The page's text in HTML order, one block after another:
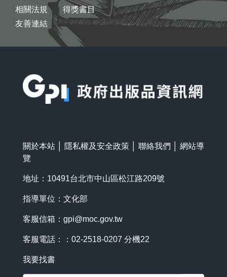
相關法規
友善連結
得獎書目
關於本站 隱私權及安全政策 聯絡我們
網站導
覽
地址：10491台北市中山區松江路209號
指導單位：文化部
客服信箱： gpi@moc.gov.tw
客服電話：：02-2518-0207 分機22
我要找書